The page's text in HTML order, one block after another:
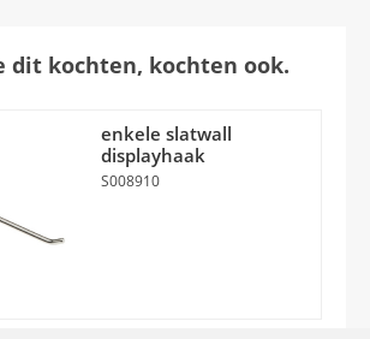
dit kochten, kochten ook.
enkele slatwall
displayhaak
S008910